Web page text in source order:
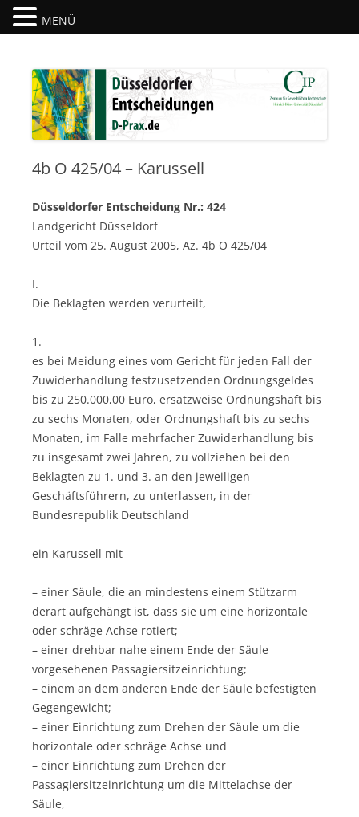
Düsseldorfer Entscheidungen
4b O 425/04 – Karussell
Düsseldorfer Entscheidung Nr.: 424
Landgericht Düsseldorf
Urteil vom 25. August 2005, Az. 4b O 425/04
I.
Die Beklagten werden verurteilt,
1.
es bei Meidung eines vom Gericht für jeden Fall der
Zuwiderhandlung festzusetzenden Ordnungsgeldes
bis zu 250.000,00 Euro, ersatzweise Ordnungshaft bis
zu sechs Monaten, oder Ordnungshaft bis zu sechs
Monaten, im Falle mehrfacher Zuwiderhandlung bis
zu insgesamt zwei Jahren, zu vollziehen bei den
Beklagten zu 1. und 3. an den jeweiligen
Geschäftsführern, zu unterlassen, in der
Bundesrepublik Deutschland
ein Karussell mit
– einer Säule, die an mindestens einem Stützarm
derart aufgehängt ist, dass sie um eine horizontale
oder schräge Achse rotiert;
– einer drehbar nahe einem Ende der Säule
vorgesehenen Passagiersitzeinrichtung;
– einem an dem anderen Ende der Säule befestigten
Gegengewicht;
– einer Einrichtung zum Drehen der Säule um die
horizontale oder schräge Achse und
– einer Einrichtung zum Drehen der
Passagiersitzeinrichtung um die Mittelachse der
Säule,
MENÜ